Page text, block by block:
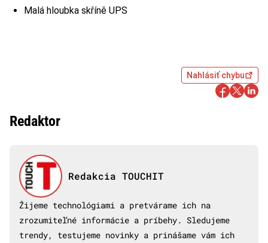
Malá hloubka skříně UPS
Nahlásiť chybu
Redaktor
Redakcia TOUCHIT
Žijeme technológiami a pretvárame ich na
zrozumiteľné informácie a príbehy. Sledujeme
trendy, testujeme novinky a prinášame vám ich